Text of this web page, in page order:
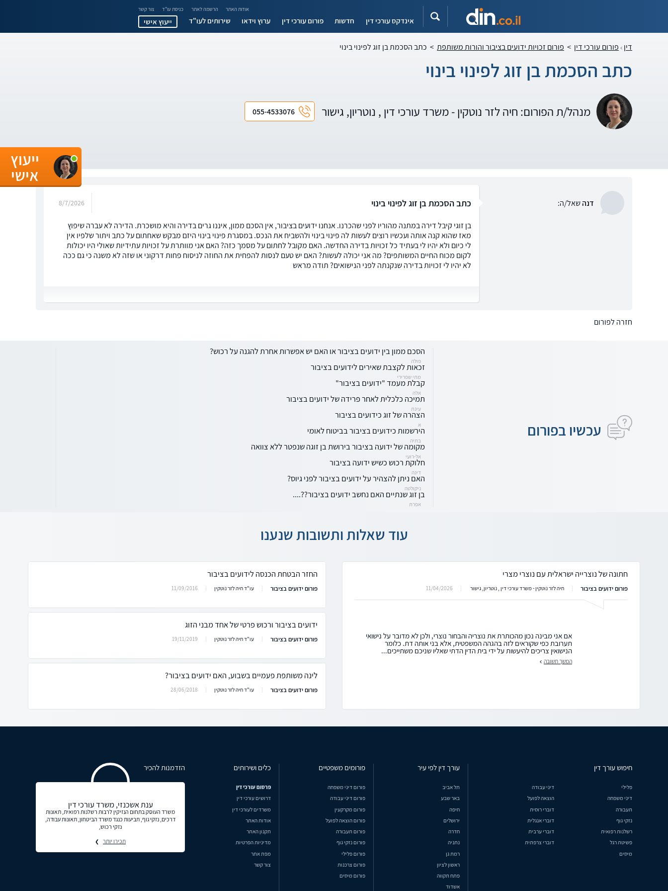
אודות האתר הרשמה לאתר כניסת עו"ד צור קשר
אינדקס עורכי דין חדשות פורום עורכי דין ערוץ וידאו שירותים לעו"ד ייעוץ אישי
דין פורום עורכי דין > פורום זכויות ידועים בציבור והורות משותפת > כתב הסכמת בן זוג לפינוי בינוי
כתב הסכמת בן זוג לפינוי בינוי
מנהל/ת הפורום: חיה לזר נוטקין - משרד עורכי דין , נוטריון, גישור 055-4533076
דנהשאל/ה: כתב הסכמת בן זוג לפינוי בינוי 8/7/2026
בן זוגי קיבל דירה במתנה מהוריו לפני שהכרנו. אנחנו ידועים בציבור, אין הסכם ממון, איננו גרים בדירה והיא מושכרת. הדירה לא עברה שיפוץ
מאז שהוא קנה אותה ועכשיו רוצים לעשות לה פינוי בינוי ולהשביח את הנכס. במסגרת פינוי בינוי היזם מבקש שאחתום על כתב ויתור שלפיו אין
לי כיום ולא יהיו לי בעתיד כל זכויות בדירה החדשה. האם מקובל לחתום על מסמך כזה? האם אני מוותרת על זכויות עתידיות שאולי היו יכולות
לקום מכוח החיים המשותפים? מה אני יכולה לעשות? האם יש טעם לנסות להפחית את החוזה לניסוח פחות דרקוני או שזה לא משנה כי גם ככה
לא יהיו לי זכויות בדירה שנקנתה לפני הנישואים? תודה מראש
חזרה לפורום
עכשיו בפורום
הסכם ממון בין ידועים בציבור או האם יש אפשרות אחרת להגנה על רכוש?
פולה
זכאות לקצבת שאירים לידועים בציבור
מתי שפרירי
קבלת מעמד "ידועים בציבור"
אלה
תמיכה כלכלית לאחר פרידה של ידועים בציבור
עינת
הצהרה של זוג כידועים בציבור
א
הירשמות כידועים בציבור בביטוח לאומי
בתיה
מקומה של ידועה בציבור בירושת בן זוגה שנפטר ללא צוואה
אל-רועי
חלוקת רכוש כשיש ידועה בציבור
דינה
האם ניתן להצהיר על ידועים בציבור לפני גיוס?
ניקולטה
בן זוג שנתיים האם נחשב ידועים בציבור??....
אפרת
עוד שאלות ותשובות שנענו
חתונה של נוצרייה ישראלית עם נוצרי מצרי
פורום ידועים בציבור חיה לזר נוטקין - משרד עורכי דין , נוטריון, גישור 11/04/2026
אם אני מבינה נכון מהכותרת את נוצריה והבחור נוצרי, ולכן לא מדובר על נישואי
תערובת כפי שקוראים לזה בהגהה המשפטית, אלא בני אותה דת. כלומר
הנישואין צריכים להיעשות על ידי בית הדין הדתי שאליו שניכם משתייכים...
המשך תשובה
החזר הבטחת הכנסה לידועים בציבור
פורום ידועים בציבור עו"ד חיה לזר נוטקין 11/09/2016
ידועים בציבור ורכוש פרטי של אחד מבני הזוג
פורום ידועים בציבור עו"ד חיה לזר נוטקין 19/11/2019
לינה משותפת פעמיים בשבוע, האם ידועים בציבור?
פורום ידועים בציבור עו"ד חיה לזר נוטקין 28/06/2018
ייעוץ
אישי
חיפוש עורך דין
פלילי
דיני עבודה
דיני משפחה
הוצאה לפועל
תעבורה
דוברי רוסית
נזקי גוף
דוברי אנגלית
רשלנות רפואית
דוברי ערבית
פשיטת רגל
דוברי צרפתית
מיסים
עורך דין לפי עיר
תל אביב
באר שבע
חיפה
ירושלים
חדרה
נתניה
רמת גן
ראשון לציון
פתח תקווה
אשדוד
פורומים משפטיים
פורום דיני משפחה
פורום דיני עבודה
פורום מקרקעין
פורום הוצאה לפועל
פורום תעבורה
פורום נזקי גוף
פורום פלילי
פורום צרכנות
פורום מיסים
כלים ושירותים
פרסום עורכי דין
דרושים עורכי דין
משרדים לעורכי דין
אודות האתר
תקנון האתר
מדיניות הפרטיות
מפת אתר
צור קשר
הזדמנות להכיר
ענת אשכנזי, משרד עורכי דין
משרד העוסק בתחום הנזיקין לרבות רשלנות רפואית, תאונות
דרכים, נזקי גוף, תביעות כנגד משרד הביטחון, תאונות עבודה,
נזקי רכוש,
תכירו יותר